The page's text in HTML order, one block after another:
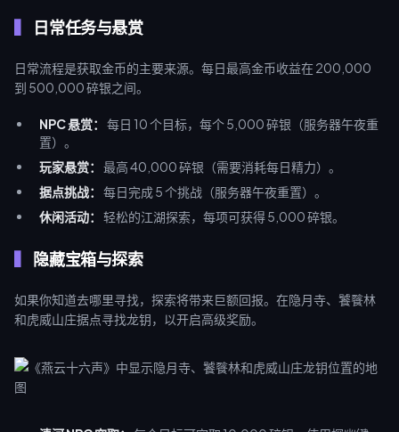
日常任务与悬赏
日常流程是获取金币的主要来源。每日最高金币收益在 200,000
到 500,000 碎银之间。
NPC 悬赏：
每日 10 个目标，每个 5,000 碎银（服务器午夜重
置）。
玩家悬赏：
最高 40,000 碎银（需要消耗每日精力）。
据点挑战：
每日完成 5 个挑战（服务器午夜重置）。
休闲活动：
轻松的江湖探索，每项可获得 5,000 碎银。
隐藏宝箱与探索
如果你知道去哪里寻找，探索将带来巨额回报。在隐月寺、饕餮林
和虎威山庄据点寻找龙钥，以开启高级奖励。